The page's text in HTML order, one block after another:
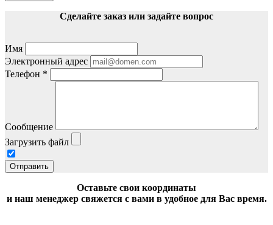
Сделайте заказ или задайте вопрос
Имя
Электронный адрес
Телефон *
Сообщение
Загрузить файл
Отправить
Оставьте свои координаты
и наш менеджер свяжется с вами в удобное для Вас время.